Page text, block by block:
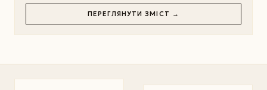
ПЕРЕГЛЯНУТИ ЗМІСТ →